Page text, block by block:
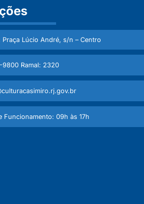
Praça Lúcio André, s/n – Centro
9800 Ramal: 2320
Funcionamento: 09h às 17h